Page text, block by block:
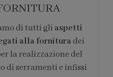
assistenza post
continuativa,
rapidamente su ogni
relativa al